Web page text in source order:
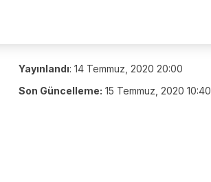
Yayınlandı: 14 Temmuz, 2020 20:00
Son Güncelleme: 15 Temmuz, 2020 10:40